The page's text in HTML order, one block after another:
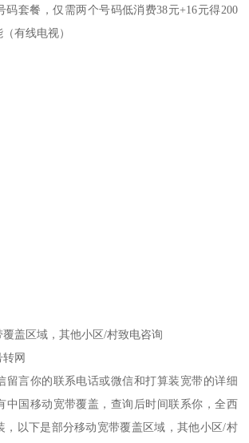
码套餐，仅需两个号码低消费38元+16元得200
有线电视）
盖区域，其他小区/村致电咨询
网
留言你的联系电话或微信和打算装宽带的详细
中国移动宽带覆盖，查询后时间联系你，全西
，以下是部分移动宽带覆盖区域，其他小区/村